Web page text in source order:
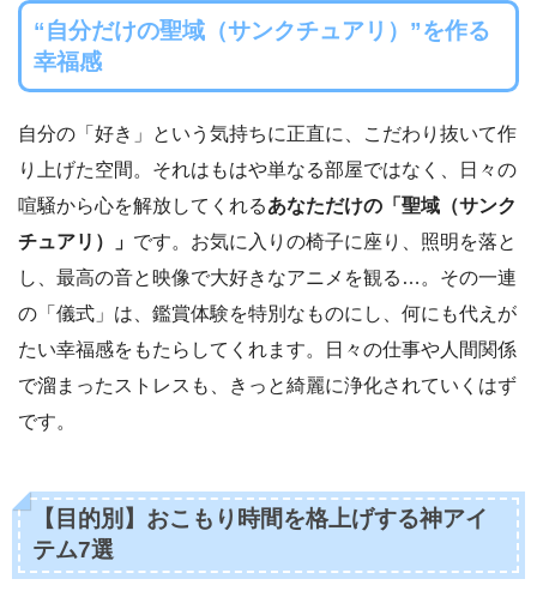
“自分だけの聖域（サンクチュアリ）”を作る
幸福感
自分の「好き」という気持ちに正直に、こだわり抜いて作
り上げた空間。それはもはや単なる部屋ではなく、日々の
喧騒から心を解放してくれるあなただけの「聖域（サンク
チュアリ）」 です。お気に入りの椅子に座り、照明を落と
し、最高の音と映像で大好きなアニメを観る…。その一連
の「儀式」は、鑑賞体験を特別なものにし、何にも代えが
たい幸福感をもたらしてくれます。日々の仕事や人間関係
で溜まったストレスも、きっと綺麗に浄化されていくはず
です。
【目的別】おこもり時間を格上げする神アイ
テム7選